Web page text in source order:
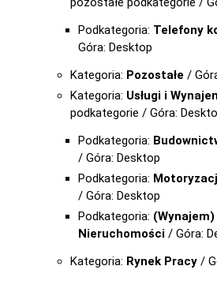
Podkategoria: Telefony
Góra: Desktop
Kategoria: Pozostałe /
Kategoria: Usługi i
podkategorie / Góra:
Podkategoria:
/ Góra: Desktop
Podkategoria:
/ Góra: Desktop
Podkategoria: (Wynajem)
Nieruchomości / Góra:
Kategoria: Rynek Pracy /